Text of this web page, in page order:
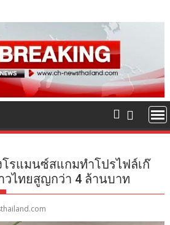
รแมนซ์สแกมทำโปรไฟล์เก๊
ไทยสูญกว่า 4 ล้านบาท